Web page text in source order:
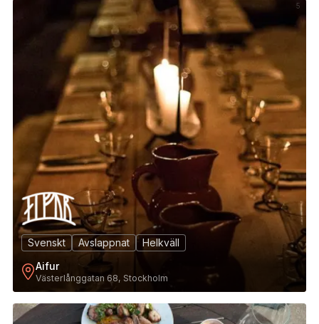
5
Svenskt Avslappnat
Helkväll
Aifur
Västerlånggatan 68, Stockholm
6